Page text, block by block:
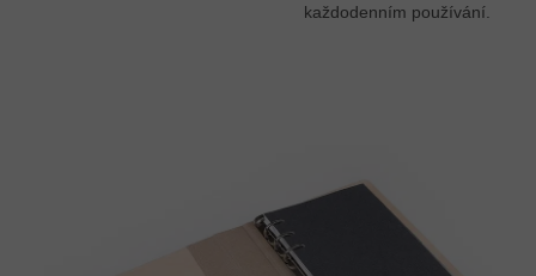
každodenním používání.